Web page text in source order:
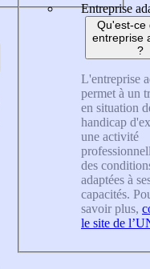
Entreprise
Qu'est-ce
entreprise
?
L'entreprise
permet à un
en situation
handicap
une activité
des
adaptées à
capacités.
savoir plus,
le site de